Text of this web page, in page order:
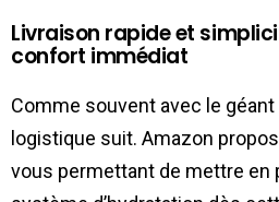
Livraison rapide et
confort immédiat
Comme souvent avec le
logistique suit. Amazon
vous permettant de mettre en